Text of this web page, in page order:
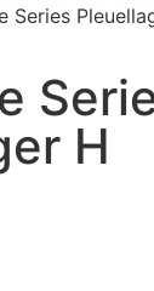
Series
H